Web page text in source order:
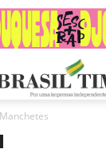
Manchetes